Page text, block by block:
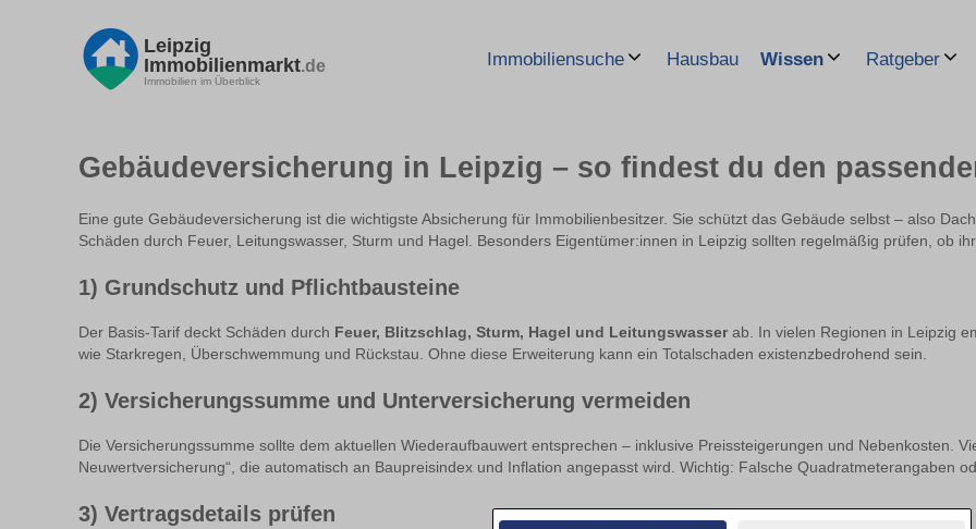
Leipzig
Immobilienmarkt.de
Immobilien im Überblick
Immobiliensuche Hausbau Wissen Ratgeber
Gebäudeversicherung in Leipzig – so findest du den
Eine gute Gebäudeversicherung ist die wichtigste Absicherung für Immobilienbesitzer. Sie schützt das Gebäude selbst – also
Schäden durch Feuer, Leitungswasser, Sturm und Hagel. Besonders Eigentümer:innen in Leipzig sollten regelmäßig prüfen, ob
1) Grundschutz und Pflichtbausteine
Der Basis-Tarif deckt Schäden durch Feuer, Blitzschlag, Sturm, Hagel und Leitungswasserab. In vielen Regionen in Leipzig
wie Starkregen, Überschwemmung und Rückstau. Ohne diese Erweiterung kann ein Totalschaden existenzbedrohend sein.
2) Versicherungssumme und Unterversicherung vermeiden
Die Versicherungssumme sollte dem aktuellen Wiederaufbauwert entsprechen – inklusive Preissteigerungen und Nebenkosten.
Neuwertversicherung“, die automatisch an Baupreisindex und Inflation angepasst wird. Wichtig: Falsche Quadratmeterangaben
3) Vertragsdetails prüfen